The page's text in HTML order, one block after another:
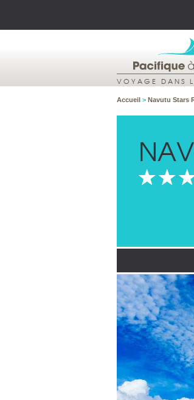
VOYAGE DANS
Accueil > Navutu Stars